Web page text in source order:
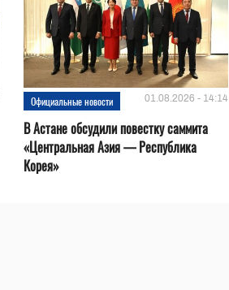
Официальные новости 01.08.2026 - 14:14
В Астане обсудили повестку саммита
«Центральная Азия — Республика
Корея»